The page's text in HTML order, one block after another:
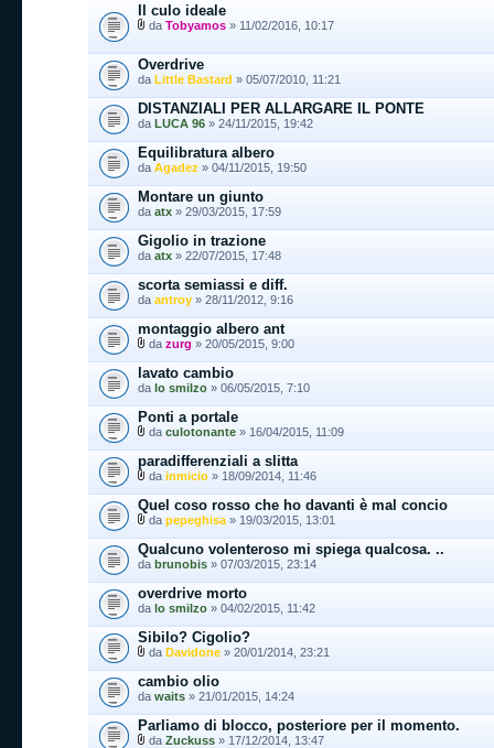
Il culo ideale
da Tobyamos » 11/02/2016, 10:17
Overdrive
da Little Bastard » 05/07/2010, 11:21
DISTANZIALI PER ALLARGARE IL PONTE
da LUCA 96 » 24/11/2015, 19:42
Equilibratura albero
da Agadez » 04/11/2015, 19:50
Montare un giunto
da atx » 29/03/2015, 17:59
Gigolio in trazione
da atx » 22/07/2015, 17:48
scorta semiassi e diff.
da antroy » 28/11/2012, 9:16
montaggio albero ant
da zurg » 20/05/2015, 9:00
lavato cambio
da lo smilzo » 06/05/2015, 7:10
Ponti a portale
da culotonante » 16/04/2015, 11:09
paradifferenziali a slitta
da inmicio » 18/09/2014, 11:46
Quel coso rosso che ho davanti è mal concio
da pepeghisa » 19/03/2015, 13:01
Qualcuno volenteroso mi spiega qualcosa. ..
da brunobis » 07/03/2015, 23:14
overdrive morto
da lo smilzo » 04/02/2015, 11:42
Sibilo? Cigolio?
da Davidone » 20/01/2014, 23:21
cambio olio
da waits » 21/01/2015, 14:24
Parliamo di blocco, posteriore per il momento.
da Zuckuss » 17/12/2014, 13:47